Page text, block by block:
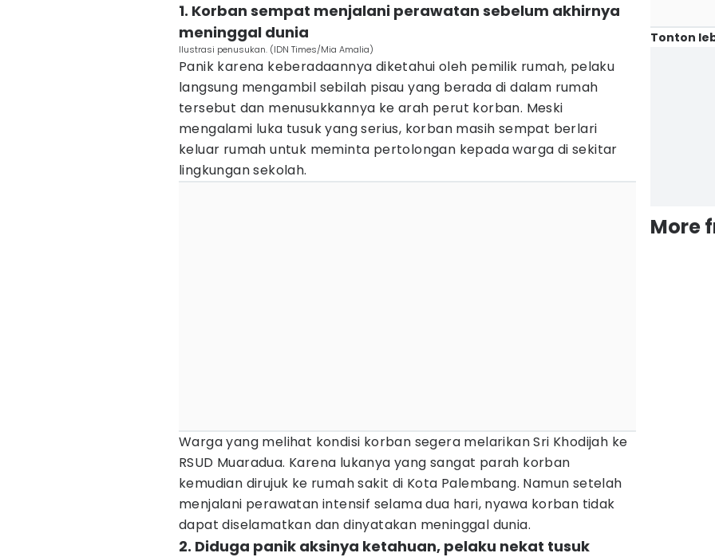
1. Korban sempat menjalani perawatan sebelum akhirnya
meninggal dunia
Ilustrasi penusukan. (IDN Times/Mia Amalia)
Panik karena keberadaannya diketahui oleh pemilik rumah, pelaku
langsung mengambil sebilah pisau yang berada di dalam rumah
tersebut dan menusukkannya ke arah perut korban. Meski
mengalami luka tusuk yang serius, korban masih sempat berlari
keluar rumah untuk meminta pertolongan kepada warga di sekitar
lingkungan sekolah.
Warga yang melihat kondisi korban segera melarikan Sri Khodijah ke
RSUD Muaradua. Karena lukanya yang sangat parah korban
kemudian dirujuk ke rumah sakit di Kota Palembang. Namun setelah
menjalani perawatan intensif selama dua hari, nyawa korban tidak
dapat diselamatkan dan dinyatakan meninggal dunia.
2. Diduga panik aksinya ketahuan, pelaku nekat tusuk
Tonton
More